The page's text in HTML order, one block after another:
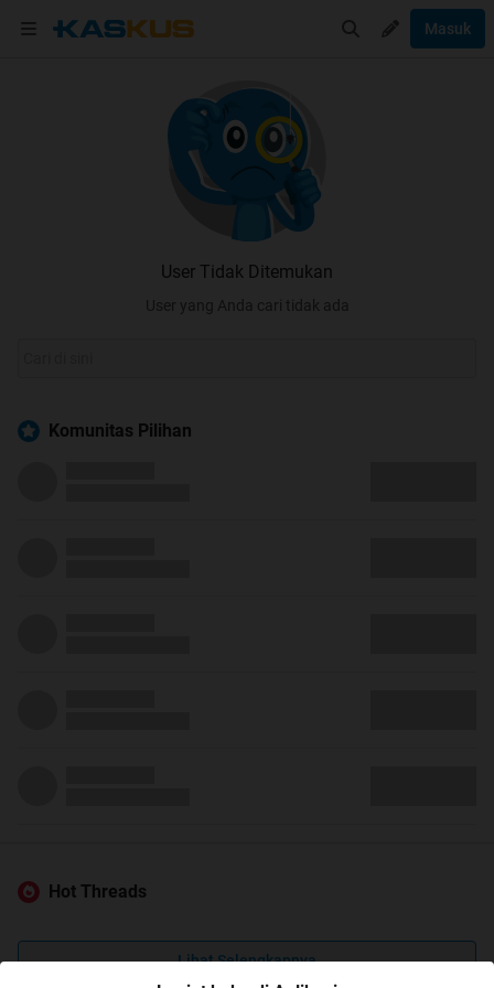
Masuk
User Tidak Ditemukan
User yang Anda cari tidak ada
Komunitas Pilihan
Hot Threads
Lihat Selengkapnya